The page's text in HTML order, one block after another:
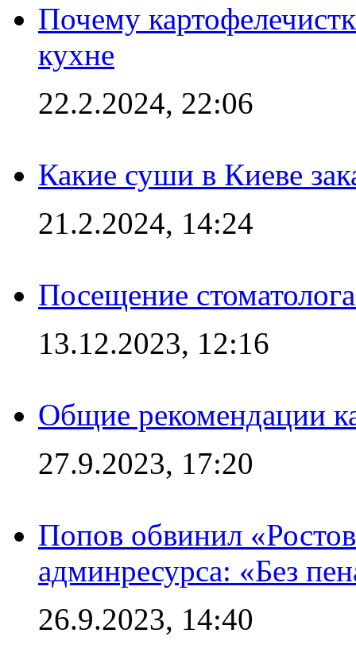
Почему
кухне
22.2.2024, 22:06
Какие суши в Киеве
21.2.2024, 14:24
Посещение
13.12.2023, 12:16
Общие рекомендации
27.9.2023, 17:20
Попов обвинил
админресурса: «Без
26.9.2023, 14:40